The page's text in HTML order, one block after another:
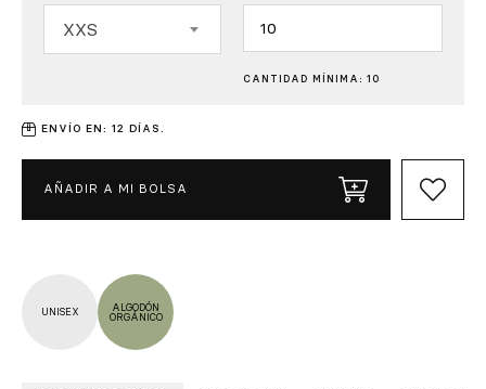
XXS
Cantidad
CANTIDAD MÍNIMA: 10
ENVÍO EN: 12 DÍAS.
AÑADIR A MI BOLSA
UNISEX
ALGODÓN
ORGÁNICO